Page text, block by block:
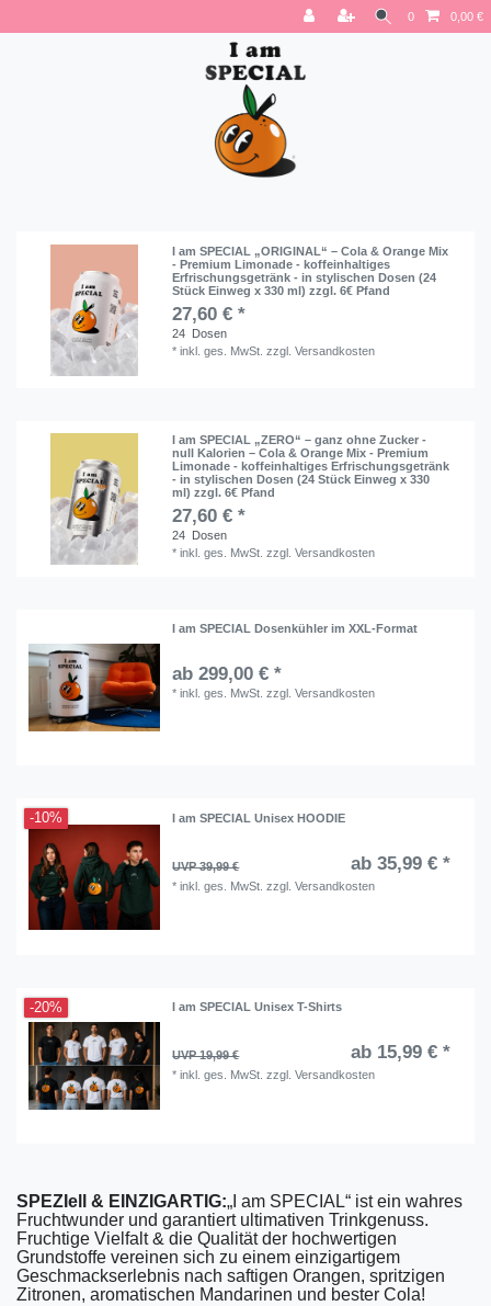
0 0,00 €
I am SPECIAL „ORIGINAL“ – Cola & Orange Mix
- Premium Limonade - koffeinhaltiges
Erfrischungsgetränk - in stylischen Dosen (24
Stück Einweg x 330 ml) zzgl. 6€ Pfand
27,60 € *
24 Dosen
*inkl. ges. MwSt. zzgl.Versandkosten
I am SPECIAL „ZERO“ – ganz ohne Zucker -
null Kalorien – Cola & Orange Mix - Premium
Limonade - koffeinhaltiges Erfrischungsgetränk
- in stylischen Dosen (24 Stück Einweg x 330
ml) zzgl. 6€ Pfand
27,60 € *
24 Dosen
*inkl. ges. MwSt. zzgl.Versandkosten
I am SPECIAL Dosenkühler im XXL-Format
ab 299,00 € *
*inkl. ges. MwSt. zzgl.Versandkosten
-10% I am SPECIAL Unisex HOODIE
UVP 39,99 € ab 35,99 € *
*inkl. ges. MwSt. zzgl.Versandkosten
-20% I am SPECIAL Unisex T-Shirts
UVP 19,99 € ab 15,99 € *
*inkl. ges. MwSt. zzgl.Versandkosten
SPEZIell & EINZIGARTIG:„I am SPECIAL“ ist ein wahres
Fruchtwunder und garantiert ultimativen Trinkgenuss.
Fruchtige Vielfalt & die Qualität der hochwertigen
Grundstoffe vereinen sich zu einem einzigartigem
Geschmackserlebnis nach saftigen Orangen, spritzigen
Zitronen, aromatischen Mandarinen und bester Cola!